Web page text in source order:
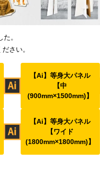
。
さい。
【Ai】等身大パネル
【中
(900mm×1500mm)】
【Ai】等身大パネル
【ワイド
(1800mm×1800mm)】